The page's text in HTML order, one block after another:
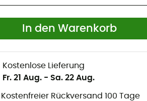
In den Warenkorb
Kostenlose Lieferung
Fr. 21 Aug. - Sa. 22 Aug.
Kostenfreier Rückversand 100 Tage